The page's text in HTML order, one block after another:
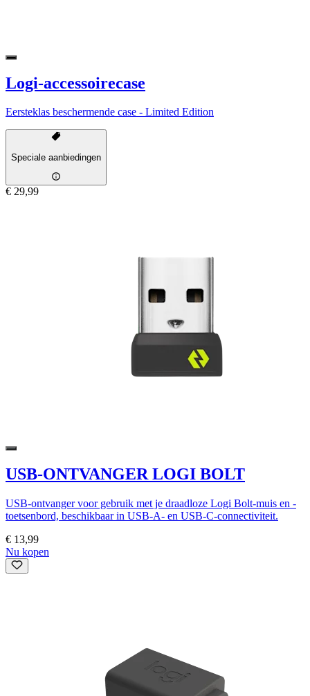
Logi-accessoirecase
Eersteklas beschermende case - Limited Edition
Speciale aanbiedingen
€ 29,99
USB-ONTVANGER LOGI BOLT
USB-ontvanger voor gebruik met je draadloze Logi Bolt-muis en -
toetsenbord, beschikbaar in USB-A- en USB-C-connectiviteit.
€ 13,99
Nu kopen